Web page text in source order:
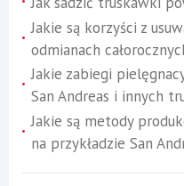
Jakie są korzyści z
odmianach
Jakie zabiegi
San Andreas i innych
Jakie są metody
na przykładzie San